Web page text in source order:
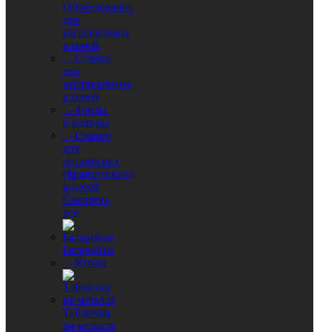
Оборудование
для
изготовления
ключей
- Станки
для
вертикальных
ключей
- Фрезы
и копиры
- Станки
для
английских
(французских)
ключей
Смотреть
все
Батарейки
- Renata
Таблички
на металле